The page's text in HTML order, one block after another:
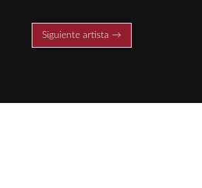
Siguiente artista →